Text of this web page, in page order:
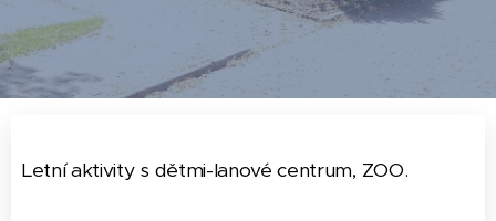
Letní aktivity s dětmi-lanové centrum, ZOO.